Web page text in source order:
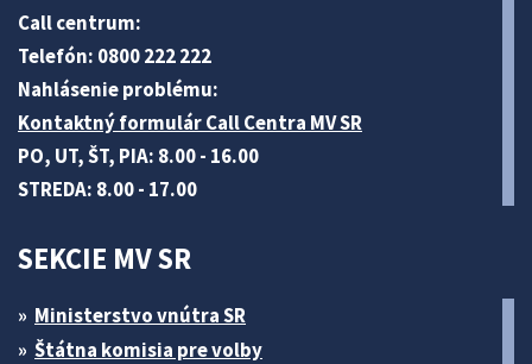
Call centrum:
Telefón: 0800 222 222
Nahlásenie problému:
Kontaktný formulár Call Centra MV SR
PO, UT, ŠT, PIA: 8.00 - 16.00
STREDA: 8.00 - 17.00
SEKCIE MV SR
Ministerstvo vnútra SR
Štátna komisia pre volby